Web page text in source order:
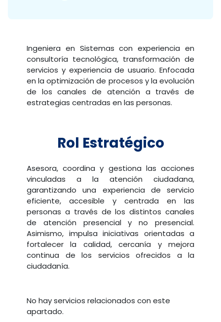
Ingeniera en Sistemas con experiencia en
consultoría tecnológica, transformación de
servicios y experiencia de usuario. Enfocada
en la optimización de procesos y la evolución
de los canales de atención a través de
estrategias centradas en las personas.
Rol Estratégico
Asesora, coordina y gestiona las acciones
vinculadas a la atención ciudadana,
garantizando una experiencia de servicio
eficiente, accesible y centrada en las
personas a través de los distintos canales
de atención presencial y no presencial.
Asimismo, impulsa iniciativas orientadas a
fortalecer la calidad, cercanía y mejora
continua de los servicios ofrecidos a la
ciudadanía.
No hay servicios relacionados con este
apartado.